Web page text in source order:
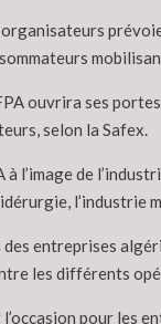
organisateurs
ouvrira ses
selon la Safex.
l’image de
l’industrie
entreprises
les différents
pour les